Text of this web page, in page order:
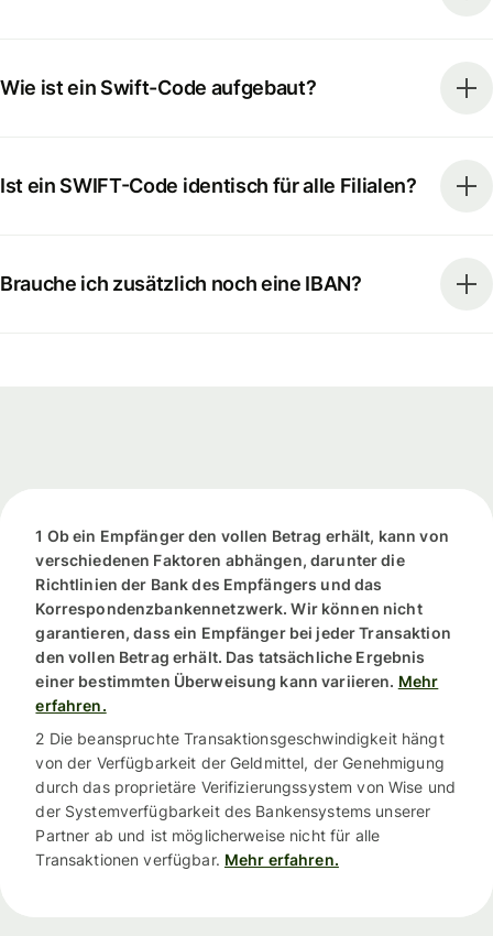
Wie ist ein Swift-Code aufgebaut?
Ist ein SWIFT-Code identisch für alle Filialen?
Brauche ich zusätzlich noch eine IBAN?
1 Ob ein Empfänger den vollen Betrag erhält, kann von
verschiedenen Faktoren abhängen, darunter die
Richtlinien der Bank des Empfängers und das
Korrespondenzbankennetzwerk. Wir können nicht
garantieren, dass ein Empfänger bei jeder Transaktion
den vollen Betrag erhält. Das tatsächliche Ergebnis
einer bestimmten Überweisung kann variieren. Mehr
erfahren.
2 Die beanspruchte Transaktionsgeschwindigkeit hängt
von der Verfügbarkeit der Geldmittel, der Genehmigung
durch das proprietäre Verifizierungssystem von Wise und
der Systemverfügbarkeit des Bankensystems unserer
Partner ab und ist möglicherweise nicht für alle
Transaktionen verfügbar. Mehr erfahren.